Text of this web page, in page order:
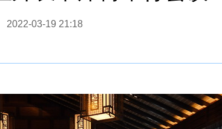
2022-03-19 21:18